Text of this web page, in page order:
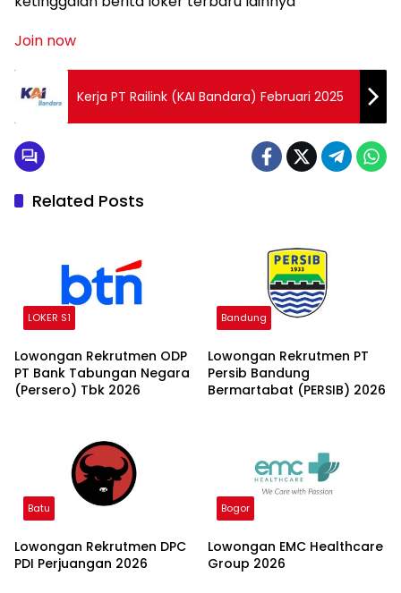
Join now
Kerja PT Railink (KAI Bandara) Februari 2025
Related Posts
LOKER S1
Lowongan Rekrutmen ODP
PT Bank Tabungan Negara
(Persero) Tbk 2026
Bandung
Lowongan Rekrutmen PT
Persib Bandung
Bermartabat (PERSIB) 2026
Batu
Lowongan Rekrutmen DPC
PDI Perjuangan 2026
Bogor
Lowongan EMC Healthcare
Group 2026